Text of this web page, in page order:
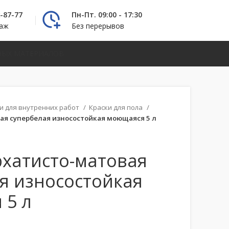
87-77
Пн-Пт. 09:00 - 17:30
Без перерывов
для внутренних работ
Краски для пола
супербелая износостойкая моющаяся 5 л
матовая
износостойкая
л